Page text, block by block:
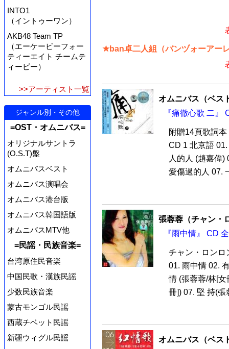
INTO1
（イントゥーワン）
AKB48 Team TP
（エーケービーフォー
ティーエイト チームテ
ィーピー）
>>アーティスト一覧
ジャンル別・その他
=OST・オムニバス=
オリジナルサントラ
(O.S.T)盤
オムニバスベスト
オムニバス演唱会
オムニバス港台版
オムニバス韓国語版
オムニバスMTV他
=民謡・民族音楽=
台湾原住民音楽
中国民歌・漢族民謡
少数民族音楽
蒙古モンゴル民謡
西蔵チベット民謡
新疆ウィグル民謡
★ban卓二人組（バンヅォーアー
オムニバス（ベス
『痛徹心歌 二』
附贈14頁歌詞本
CD 1 北京語
人的人 (趙嘉偉)
愛傷過的人 07.
張蓉蓉（チャン・
『雨中情』 CD
チャン・ロンロ
01. 雨中情 02.
情 (張蓉蓉/林[
冊]) 07. 堅 持(張
オムニバス（ベス